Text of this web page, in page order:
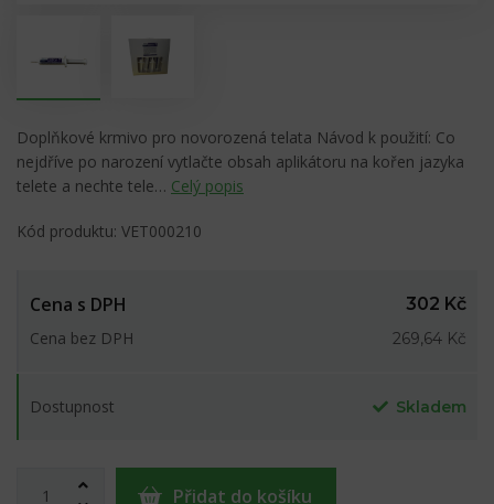
Doplňkové krmivo pro novorozená telata Návod k použití: Co
nejdříve po narození vytlačte obsah aplikátoru na kořen jazyka
telete a nechte tele… Celý popis
Kód produktu: VET000210
Cena s DPH
302 Kč
Cena bez DPH
269,64 Kč
Dostupnost Skladem
Přidat do košíku